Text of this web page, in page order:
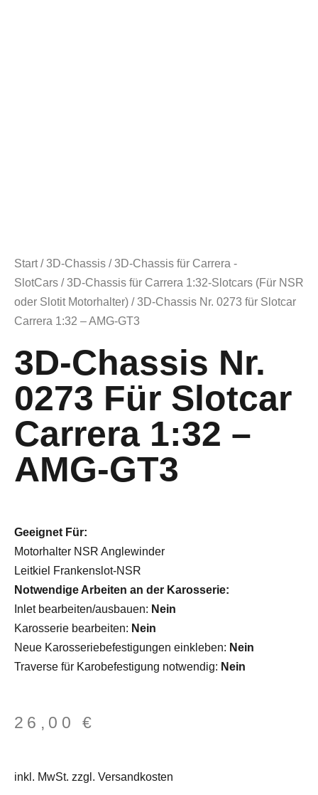
Start/3D-Chassis /3D-Chassis für Carrera -
SlotCars /3D-Chassis für Carrera 1:32-Slotcars (Für NSR
oder Slotit Motorhalter) / 3D-Chassis Nr. 0273 für Slotcar
Carrera 1:32 – AMG-GT3
3D-Chassis Nr.
0273 Für Slotcar
Carrera 1:32 –
AMG-GT3
Geeignet Für:
Motorhalter NSR Anglewinder
Leitkiel Frankenslot-NSR
Notwendige Arbeiten an der Karosserie:
Inlet bearbeiten/ausbauen: Nein
Karosserie bearbeiten: Nein
Neue Karosseriebefestigungen einkleben: Nein
Traverse für Karobefestigung notwendig: Nein
26,00€
inkl. MwSt. zzgl. Versandkosten